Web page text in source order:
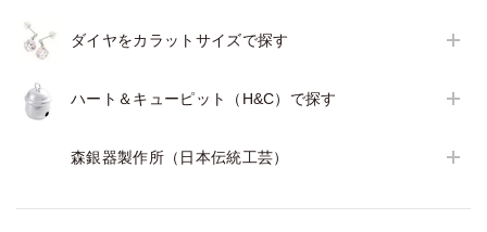
ダイヤをカラットサイズで探す
ハート＆キューピット（H&C）で探す
森銀器製作所（日本伝統工芸）